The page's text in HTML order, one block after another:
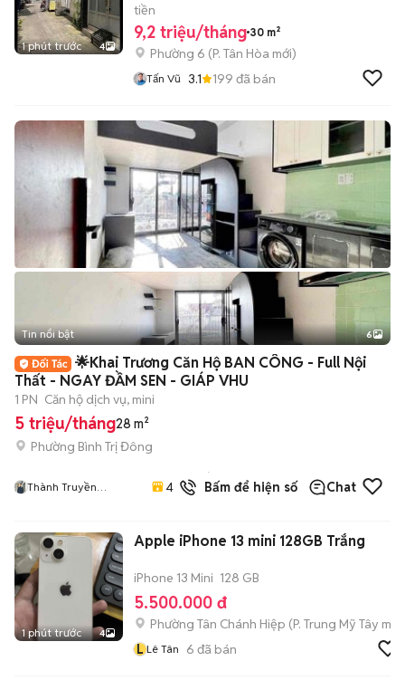
1 phút trước 4
tiền
9,2 triệu/tháng 30 m²
Phường 6 (P. Tân Hòa mới)
Tấn Vũ 3.1 199 đã bán
+2
Tin nổi bật 6
🌟Khai Trương Căn Hộ BAN CÔNG - Full Nội
Thất - NGAY ĐẦM SEN - GIÁP VHU
1 PN Căn hộ dịch vụ, mini
5 triệu/tháng28 m²
Phường Bình Trị Đông
Thành Truyền
4.8
đã
bán
Bấm để hiện số Chat
1 phút trước 4
Apple iPhone 13 mini 128GB Trắng
iPhone 13 Mini 128 GB
5.500.000 đ
Phường Tân Chánh Hiệp (P. Trung Mỹ Tây mới)
L Lê Tân 6 đã bán